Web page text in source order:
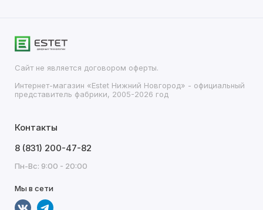
Сайт не является договором оферты.
Интернет-магазин «Estet Нижний Новгород» - официальный
представитель фабрики, 2005-2026 год
Контакты
8 (831) 200-47-82
Пн-Вс: 9:00 - 20:00
Мы в сети